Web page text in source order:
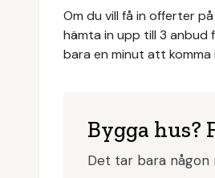
Om du vill få in offerter
hämta in upp till 3
bara en minut att
Bygga hus?
Det tar bara